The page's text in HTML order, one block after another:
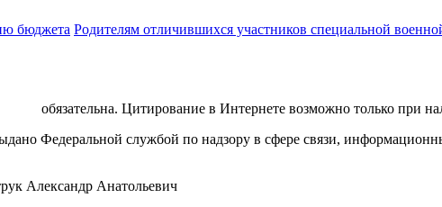
бюджета Родителям отличившихся участников специальной
обязательна. Цитирование в Интернете возможно только при
Федеральной службой по надзору в сфере связи,
Александр Анатольевич